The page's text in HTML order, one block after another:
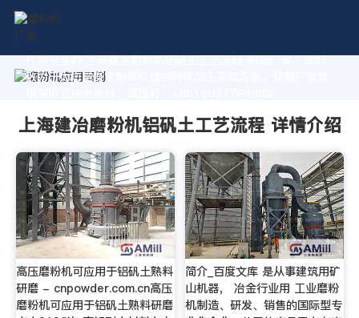
作为专业的 上海建冶磨粉机铝矾土工艺流程 制造厂家，我们
致力于为您量身定制高价值的粉体加工系统方案。获取厂家直
上海建冶磨粉机铝矾土工艺流程 详情介绍
高压磨粉机可应用于铝矾土熟料
研磨 - cnpowder.com.cn高压
磨粉机可应用于铝矾土熟料研磨
简介_百度文库 是从事建筑用矿
山机器， 冶金行业用 工业磨粉
机制造、研发、销售的国际型专